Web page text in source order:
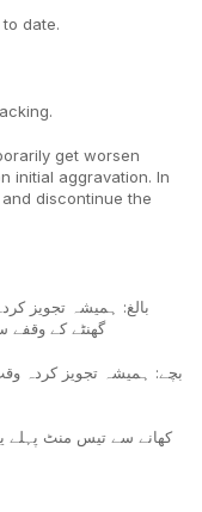
date.
get worsen
initial aggravation. In
discontinue the
گھنٹے کے وقفے سے دن میں
بچے: ہمیشہ تجویز کردہ
کھانے سے تیس منٹ